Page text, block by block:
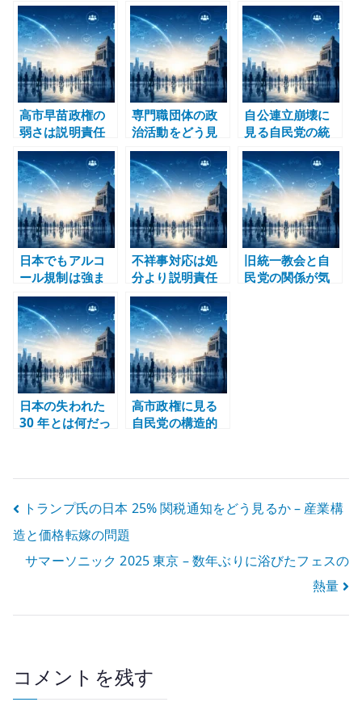
te
r
高市早苗政権の
弱さは説明責任
に現れる – 中傷
動画疑惑と選挙
の公正
専門職団体の政
治活動をどう見
るか – 日本医師
会、日弁連、経
団連から考える
自公連立崩壊に
見る自民党の統
治能力の劣化
日本でもアルコ
ール規制は強ま
るのか – 酒の文
化と責任を考え
る
不祥事対応は処
分より説明責任
で見る – 調査、
補償、再発防
止、統治を分け
て考える
旧統一教会と自
民党の関係が気
日本の失われた
30 年とは何だっ
高市政権に見る
自民党の構造的
投
稿
ナ
ビ
ー
トランプ氏の日本 25% 関税通知をどう見るか – 産業構
造と価格転嫁の問題
サマーソニック 2025 東京 – 数年ぶりに浴びたフェスの
熱量
コメントを残す